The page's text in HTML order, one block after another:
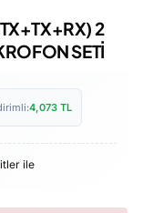
2
SETİ
4,073 TL
ile